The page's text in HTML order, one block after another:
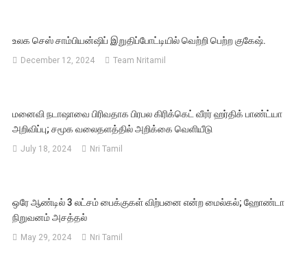
உலக செஸ் சாம்பியன்ஷிப் இறுதிப்போட்டியில் வெற்றி பெற்ற குகேஷ்.
December 12, 2024 Team Nritamil
மனைவி நடாஷாவை பிரிவதாக பிரபல கிரிக்கெட் வீரர் ஹர்திக் பாண்ட்யா
அறிவிப்பு; சமூக வலைதளத்தில் அறிக்கை வெளியீடு
July 18, 2024 Nri Tamil
ஒரே ஆண்டில் 3 லட்சம் பைக்குகள் விற்பனை என்ற மைல்கல்; ஹோண்டா
நிறுவனம் அசத்தல்
May 29, 2024 Nri Tamil